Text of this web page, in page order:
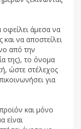
άμεσα να
και να αποστείλει
από την
της), το όνομα
ώστε στέλεχος
για
και μόνο
είναι